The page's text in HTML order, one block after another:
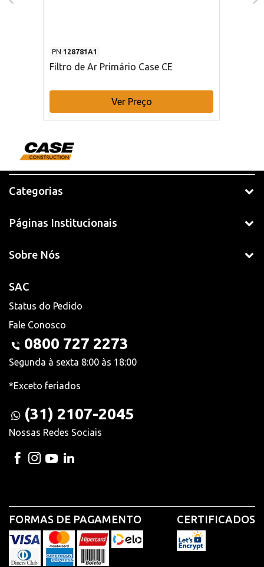
PN 128781A1
Filtro de Ar Primário Case CE
Ver Preço
Categorias
Páginas Institucionais
Sobre Nós
SAC
Status do Pedido
Fale Conosco
0800 727 2273
Segunda à sexta 8:00 às 18:00
*Exceto feriados
(31) 2107-2045
Nossas Redes Sociais
FORMAS DE PAGAMENTO CERTIFICADOS